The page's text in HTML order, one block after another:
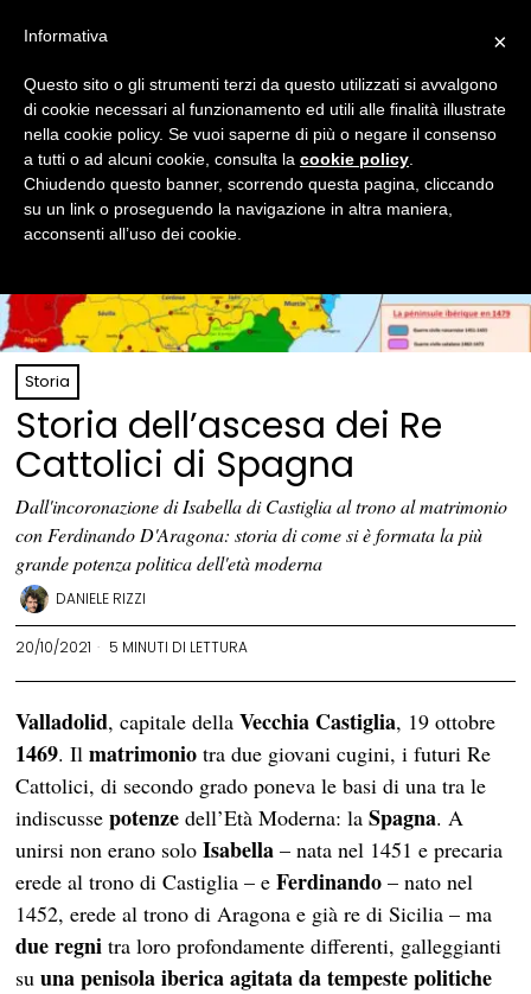
Storia
Storia dell’ascesa dei Re
Cattolici di Spagna
Dall'incoronazione di Isabella di Castiglia al trono al matrimonio
con Ferdinando D'Aragona: storia di come si è formata la più
grande potenza politica dell'età moderna
DANIELE RIZZI
20/10/2021 5 MINUTI DI LETTURA
Valladolid, capitale dellaVecchia Castiglia, 19 ottobre
1469. Ilmatrimonio tra due giovani cugini, i futuri Re
Cattolici, di secondo grado poneva le basi di una tra le
indiscussepotenze dell’Età Moderna: laSpagna. A
unirsi non erano soloIsabella – nata nel 1451 e precaria
erede al trono di Castiglia – eFerdinando – nato nel
1452, erede al trono di Aragona e già re di Sicilia – ma
due regni tra loro profondamente differenti, galleggianti
suuna penisola iberica agitata da tempeste politiche
×
Informativa
Questo sito o gli strumenti terzi da questo utilizzati si avvalgono
di cookie necessari al funzionamento ed utili alle finalità illustrate
nella cookie policy. Se vuoi saperne di più o negare il consenso
a tutti o ad alcuni cookie, consulta la cookie policy
Chiudendo questo banner, scorrendo questa pagina, cliccando
su un link o proseguendo la navigazione in altra maniera,
acconsenti all’uso dei cookie.